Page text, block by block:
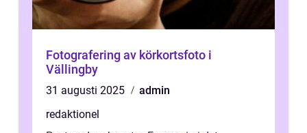
Fotografering av körkortsfoto i
Vällingby
31 augusti 2025
admin
redaktionel